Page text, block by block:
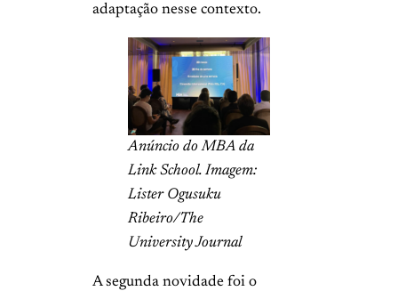
adaptação nesse contexto.
Anúncio do MBA da
Link School. Imagem:
Lister Ogusuku
Ribeiro/The
University Journal
A segunda novidade foi o